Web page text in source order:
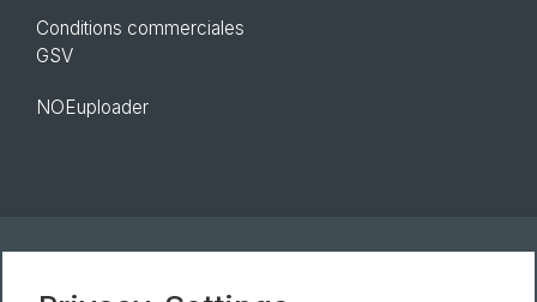
Conditions commerciales
GSV
NOEuploader